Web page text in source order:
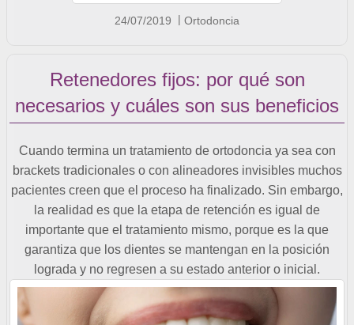
24/07/2019 Ortodoncia
Retenedores fijos: por qué son
necesarios y cuáles son sus beneficios
Cuando termina un tratamiento de ortodoncia ya sea con
brackets tradicionales o con alineadores invisibles muchos
pacientes creen que el proceso ha finalizado. Sin embargo,
la realidad es que la etapa de retención es igual de
importante que el tratamiento mismo, porque es la que
garantiza que los dientes se mantengan en la posición
lograda y no regresen a su estado anterior o inicial.